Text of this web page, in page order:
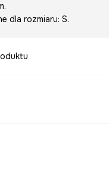
dla rozmiaru: S.